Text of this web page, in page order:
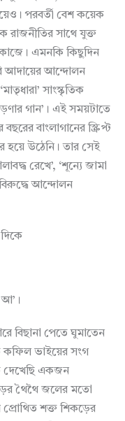
পরবর্তী বেশ কয়েক
রাজনীতির সাথে যুক্ত
এমনকি কিছুদিন
আদায়ের আন্দোলন
সাংস্কৃতিক
গান’। এই সময়টাতে
বাংলাগানের স্ক্রিপ্ট
উঠেনি। তার সেই
রেখে’, ‘শূন্যে জামা
বিরুদ্ধে আন্দোলন
আ’।
বিছানা পেতে ঘুমাতেন
কফিল ভাইয়ের সংগ
দেখেছি একজন
থৈথৈ জলের মতো
প্রোথিত শক্ত শিকড়ের